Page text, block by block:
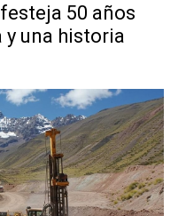
50 años
y una historia